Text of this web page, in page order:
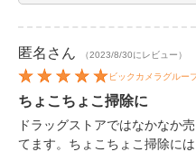
匿名 さん （2023/8/30にレビュー）
ビックカメラグルー
ちょこちょこ掃除に
ドラッグストアではなかなか
てます。ちょこちょこ掃除に